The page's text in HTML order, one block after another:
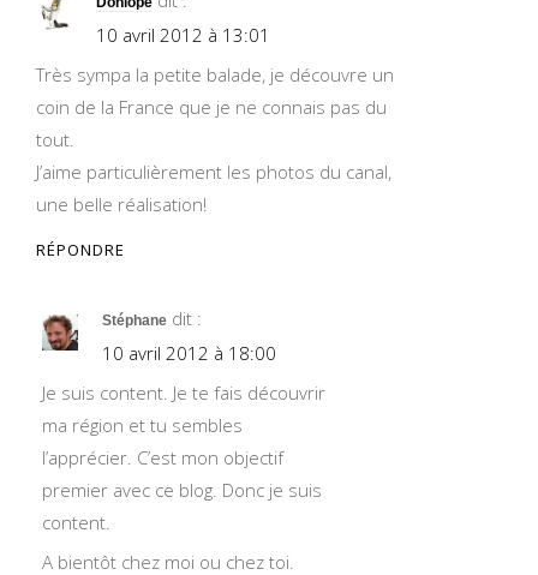
10 avril 2012 à 13:01
Très sympa la petite balade, je découvre un
coin de la France que je ne connais pas du
tout.
J’aime particulièrement les photos du canal,
une belle réalisation!
RÉPONDRE
Stéphane dit :
10 avril 2012 à 18:00
Je suis content. Je te fais découvrir
ma région et tu sembles
l’apprécier. C’est mon objectif
premier avec ce blog. Donc je suis
content.
A bientôt chez moi ou chez toi.